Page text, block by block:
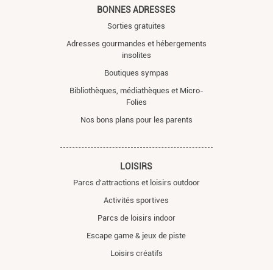
BONNES ADRESSES
Sorties gratuites
Adresses gourmandes et hébergements
insolites
Boutiques sympas
Bibliothèques, médiathèques et Micro-
Folies
Nos bons plans pour les parents
LOISIRS
Parcs d'attractions et loisirs outdoor
Activités sportives
Parcs de loisirs indoor
Escape game & jeux de piste
Loisirs créatifs